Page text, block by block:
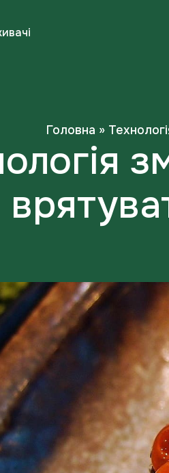
Головна »